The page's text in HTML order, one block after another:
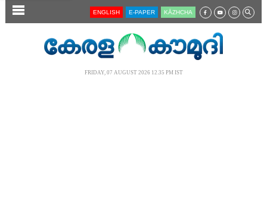
SECTIONS ENGLISH E-PAPER KĀZHCHA
FRIDAY, 07 AUGUST 2026 12.35 PM IST